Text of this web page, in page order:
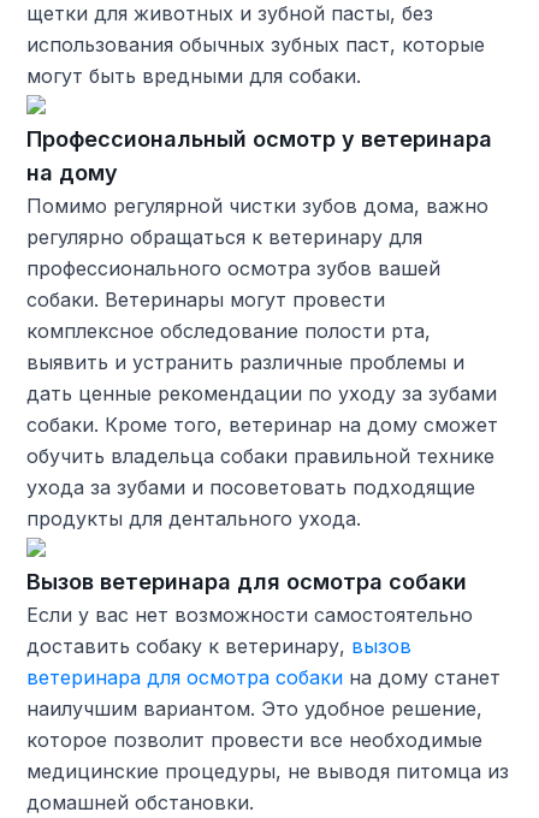
щетки для животных и зубной пасты, без
использования обычных зубных паст, которые
могут быть вредными для собаки.
Профессиональный осмотр у ветеринара
на дому
Помимо регулярной чистки зубов дома, важно
регулярно обращаться к ветеринару для
профессионального осмотра зубов вашей
собаки. Ветеринары могут провести
комплексное обследование полости рта,
выявить и устранить различные проблемы и
дать ценные рекомендации по уходу за зубами
собаки. Кроме того, ветеринар на дому сможет
обучить владельца собаки правильной технике
ухода за зубами и посоветовать подходящие
продукты для дентального ухода.
Вызов ветеринара для осмотра собаки
Если у вас нет возможности самостоятельно
доставить собаку к ветеринару, вызов
ветеринара для осмотра собаки на дому станет
наилучшим вариантом. Это удобное решение,
которое позволит провести все необходимые
медицинские процедуры, не выводя питомца из
домашней обстановки.